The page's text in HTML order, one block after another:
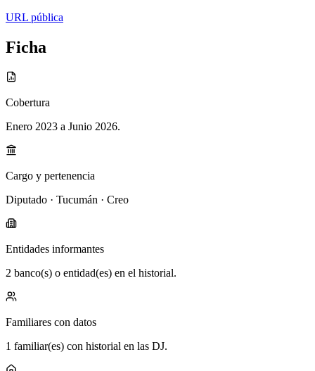
URL pública
Ficha
Cobertura
Enero 2023 a Junio 2026.
Cargo y pertenencia
Diputado · Tucumán · Creo
Entidades informantes
2 banco(s) o entidad(es) en el historial.
Familiares con datos
1 familiar(es) con historial en las DJ.